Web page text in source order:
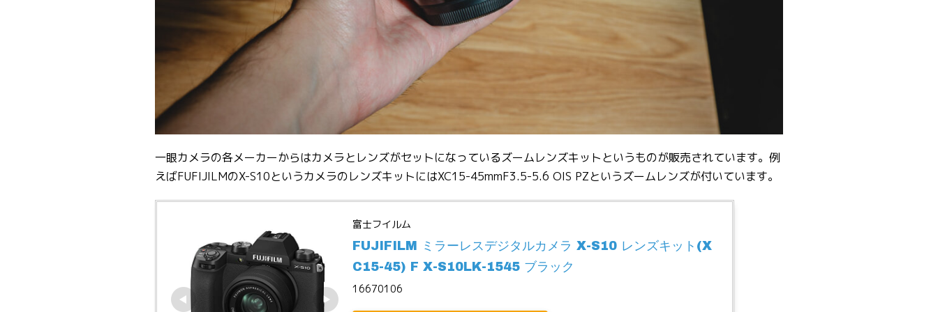
一眼カメラの各メーカーからはカメラとレンズがセットになっているズームレンズキットというものが販売されています。例
えばFUFIJILMのX-S10というカメラのレンズキットにはXC15-45mmF3.5-5.6 OIS PZというズームレンズが付いています。
富士フイルム
FUJIFILM ミラーレスデジタルカメラ X-S10 レンズキット(X
C15-45) F X-S10LK-1545 ブラック
16670106